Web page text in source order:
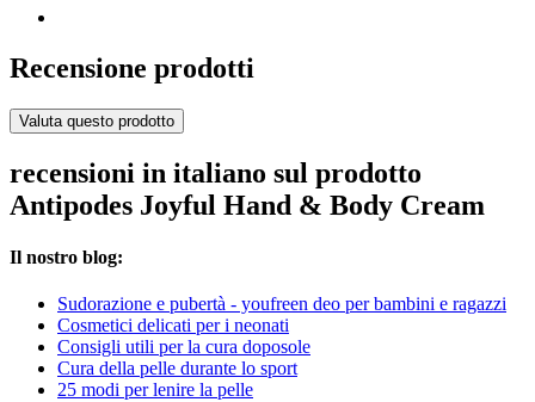
Recensione prodotti
Valuta questo prodotto
recensioni in italiano sul prodotto
Antipodes Joyful Hand & Body Cream
Il nostro blog:
Sudorazione e pubertà - youfreen deo per bambini e ragazzi
Cosmetici delicati per i neonati
Consigli utili per la cura doposole
Cura della pelle durante lo sport
25 modi per lenire la pelle